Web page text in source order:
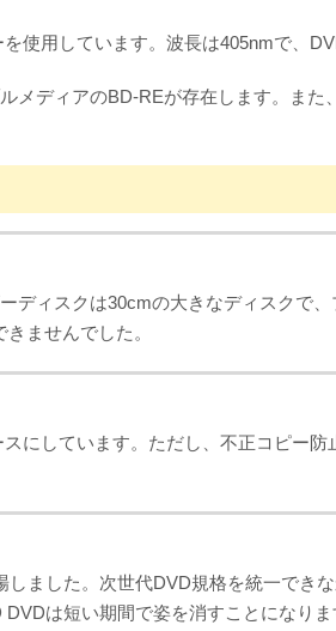
用しています。波長は405nmで、
ディアのBD-REが存在します。ま
ィスクは30cmの大きなディスクで
ませんでした。
にしています。ただし、不正コピー
ました。次世代DVD規格を統一でき
は短い期間で姿を消すことになりま